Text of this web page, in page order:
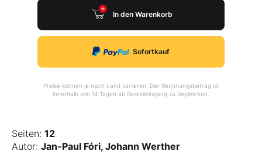
In den Warenkorb
Sofortkauf
Preise können je nach Land variieren. Der Rechnungsbetrag ist
innerhalb von 14 Tagen ab Bestelleingang zu begleichen.
Seiten: 12
Autor: Jan-Paul Fóri, Johann Werther